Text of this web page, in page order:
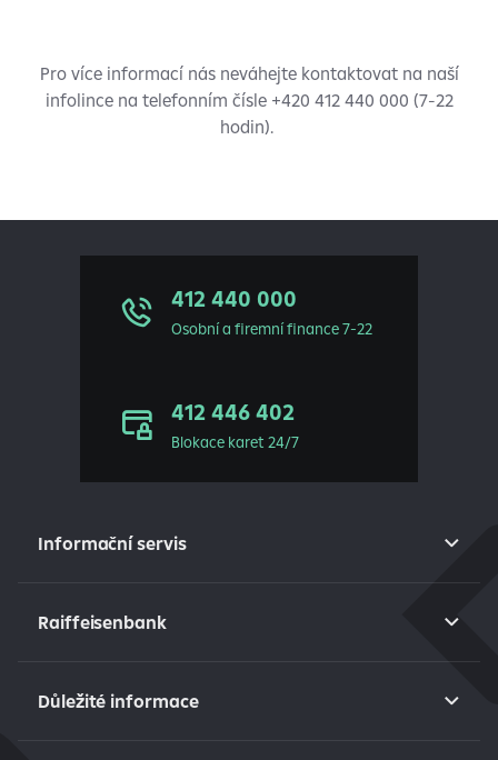
Pro více informací nás neváhejte kontaktovat na naší
infolince na telefonním čísle +420 412 440 000 (7-22
hodin).
412 440 000
Osobní a firemní finance 7-22
412 446 402
Blokace karet 24/7
Informační servis
Raiffeisenbank
Důležité informace